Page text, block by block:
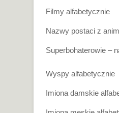
Filmy alfabetycznie
Nazwy postaci z
Superbohaterowie –
Wyspy alfabetycznie
Imiona damskie